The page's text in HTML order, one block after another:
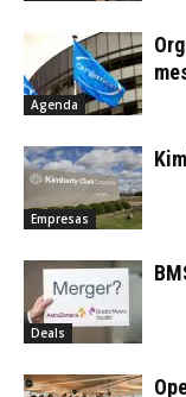
Agenda
Empresas
Deals